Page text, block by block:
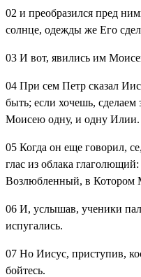
02 и преобразился пред
солнце, одежды же Его
03 И вот, явились им
04 При сем Петр сказал
быть; если хочешь, сделаем
Моисею одну, и одну Илии.
05 Когда он еще говорил,
глас из облака
Возлюбленный, в Котором
06 И, услышав, ученики
испугались.
07 Но Иисус, приступив,
бойтесь.